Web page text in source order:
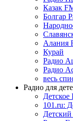
Казак
Болгар
Алания
Курай
Радио
Радио
весь
Радио для
Детское
101.ru: